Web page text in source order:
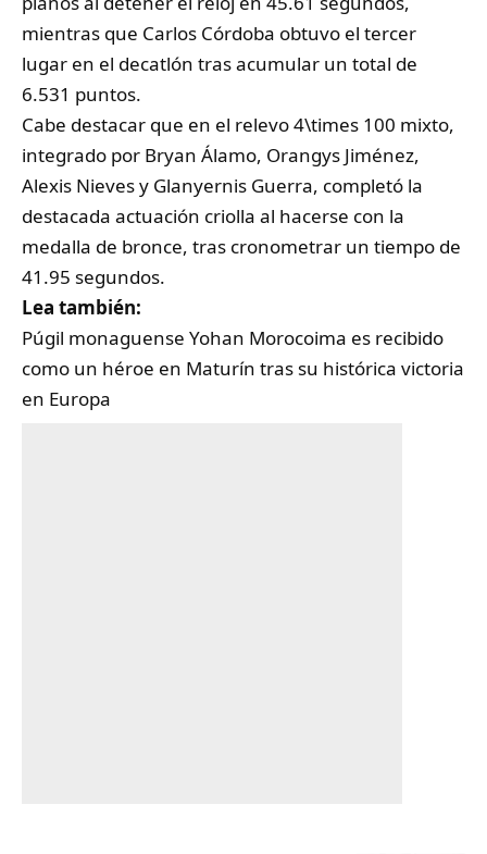
mientras que Carlos Córdoba obtuvo el tercer
lugar en el decatlón tras acumular un total de
6.531 puntos.
Cabe destacar que en el relevo 4\times 100 mixto,
integrado por Bryan Álamo, Orangys Jiménez,
Alexis Nieves y Glanyernis Guerra, completó la
destacada actuación criolla al hacerse con la
medalla de bronce, tras cronometrar un tiempo de
41.95 segundos.
Lea también:
Púgil monaguense Yohan Morocoima es recibido
como un héroe en Maturín tras su histórica victoria
en Europa